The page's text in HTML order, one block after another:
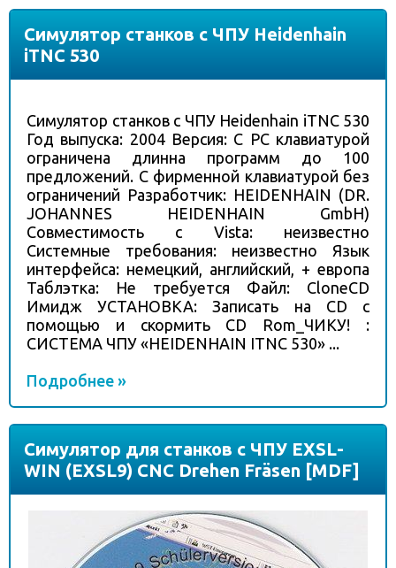
Симулятор станков с ЧПУ Heidenhain
iTNC 530
Симулятор станков с ЧПУ Heidenhain iTNC 530
Год выпуска: 2004 Версия: С PC клавиатурой
ограничена длинна программ до 100
предложений. С фирменной клавиатурой без
ограничений Разработчик: HEIDENHAIN (DR.
JOHANNES HEIDENHAIN GmbH)
Совместимость с Vista: неизвестно
Системные требования: неизвестно Язык
интерфейса: немецкий, английский, + европа
Таблэтка: Не требуется Файл: CloneCD
Имидж УСТАНОВКА: Записать на CD с
помощью и скормить CD Rom_ЧИКУ! :
СИСТЕМА ЧПУ «HEIDENHAIN ITNC 530» ...
Подробнее »
Симулятор для станков с ЧПУ EXSL-
WIN (EXSL9) CNC Drehen Fräsen [MDF]